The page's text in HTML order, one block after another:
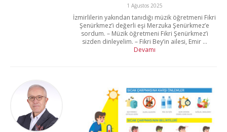
1 Ağustos 2025
İzmirlilerin yakından tanıdığı müzik öğretmeni Fikri
Şenürkmez’i değerli eşi Merzuka Şenürkmez’e
sordum. – Müzik öğretmeni Fikri Şenürkmez’i
sizden dinleyelim. – Fikri Bey’in ailesi, Emir ...
Devamı